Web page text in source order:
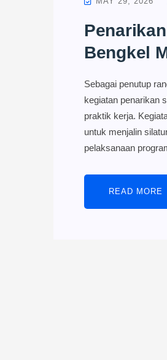
Bengkel
Sebagai penutup
kegiatan penarikan
praktik kerja.
untuk menjalin
pelaksanaan
READ MORE